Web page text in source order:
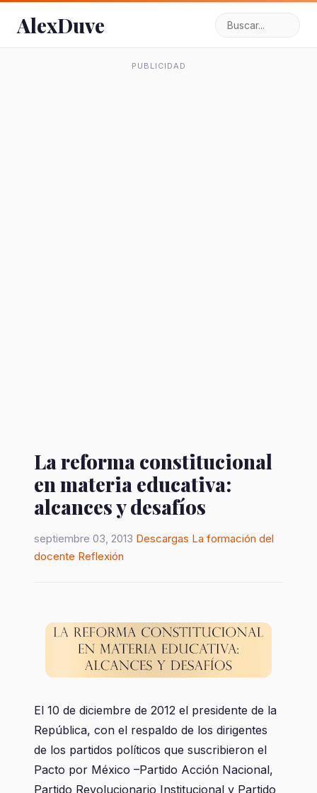
AlexDuve
PUBLICIDAD
La reforma constitucional
en materia educativa:
alcances y desafíos
septiembre 03, 2013 Descargas La formación del
docente Reflexión
El 10 de diciembre de 2012 el presidente de la
República, con el respaldo de los dirigentes
de los partidos políticos que suscribieron el
Pacto por México –Partido Acción Nacional,
Partido Revolucionario Institucional y Partido